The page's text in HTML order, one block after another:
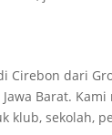
Cirebon dari
Barat.
klub, sekolah,